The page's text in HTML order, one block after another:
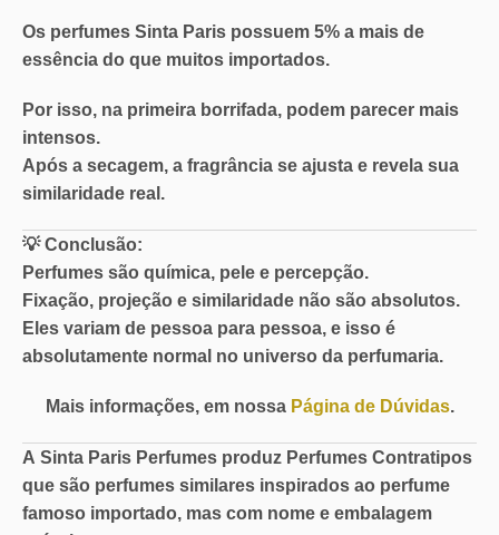
Os perfumes Sinta Paris possuem 5% a mais de
essência do que muitos importados.
Por isso, na primeira borrifada, podem parecer mais
intensos.
Após a secagem, a fragrância se ajusta e revela sua
similaridade real.
💡Conclusão:
Perfumes são química, pele e percepção.
Fixação, projeção e similaridade não são absolutos.
Eles variam de pessoa para pessoa, e isso é
absolutamente normal no universo da perfumaria.
Mais informações, em nossa Página de Dúvidas.
A Sinta Paris Perfumes produz Perfumes Contratipos
que são perfumes similares inspirados ao perfume
famoso importado, mas com nome e embalagem